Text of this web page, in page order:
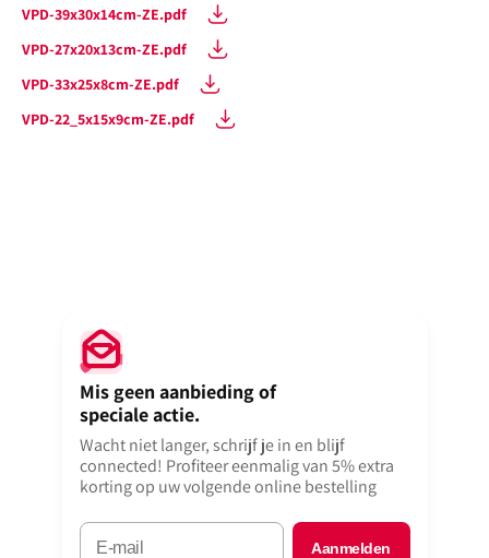
VPD-39x30x14cm-ZE.pdf
VPD-27x20x13cm-ZE.pdf
VPD-33x25x8cm-ZE.pdf
VPD-22_5x15x9cm-ZE.pdf
Mis geen aanbieding of
speciale actie.
Wacht niet langer, schrijf je in en blijf
connected! Profiteer eenmalig van 5% extra
korting op uw volgende online bestelling
Aanmelden